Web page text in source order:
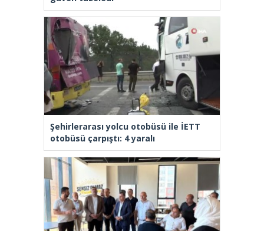
Şehirlerarası yolcu otobüsü ile İETT
otobüsü çarpıştı: 4 yaralı